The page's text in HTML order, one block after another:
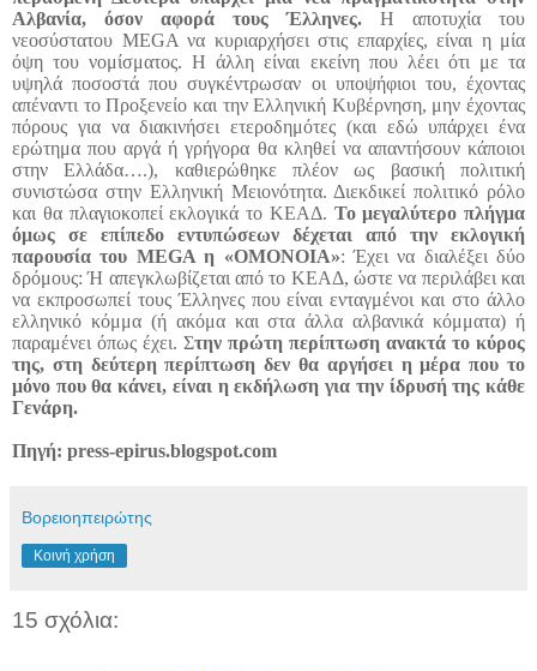
Αλβανία, όσον αφορά τους Έλληνες. Η αποτυχία του
νεοσύστατου MEGA να κυριαρχήσει στις επαρχίες, είναι η μία
όψη του νομίσματος. Η άλλη είναι εκείνη που λέει ότι με τα
υψηλά ποσοστά που συγκέντρωσαν οι υποψήφιοι του, έχοντας
απέναντι το Προξενείο και την Ελληνική Κυβέρνηση, μην έχοντας
πόρους για να διακινήσει ετεροδημότες (και εδώ υπάρχει ένα
ερώτημα που αργά ή γρήγορα θα κληθεί να απαντήσουν κάποιοι
στην Ελλάδα….), καθιερώθηκε πλέον ως βασική πολιτική
συνιστώσα στην Ελληνική Μειονότητα. Διεκδικεί πολιτικό ρόλο
και θα πλαγιοκοπεί εκλογικά το ΚΕΑΔ. Το μεγαλύτερο πλήγμα
όμως σε επίπεδο εντυπώσεων δέχεται από την εκλογική
παρουσία του MEGA η «ΟΜΟΝΟΙΑ»: Έχει να διαλέξει δύο
δρόμους: Ή απεγκλωβίζεται από το ΚΕΑΔ, ώστε να περιλάβει και
να εκπροσωπεί τους Έλληνες που είναι ενταγμένοι και στο άλλο
ελληνικό κόμμα (ή ακόμα και στα άλλα αλβανικά κόμματα) ή
παραμένει όπως έχει. Στην πρώτη περίπτωση ανακτά το κύρος
της, στη δεύτερη περίπτωση δεν θα αργήσει η μέρα που το
μόνο που θα κάνει, είναι η εκδήλωση για την ίδρυσή της κάθε
Γενάρη.
Πηγή: press-epirus.blogspot.com
Βορειοηπειρώτης
Κοινή χρήση
15 σχόλια: